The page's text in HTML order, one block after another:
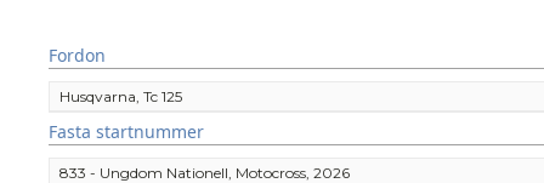
Fordon
Husqvarna, Tc 125
Fasta startnummer
833 - Ungdom Nationell, Motocross, 2026